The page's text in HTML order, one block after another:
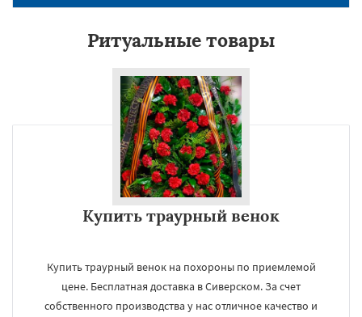
Ритуальные товары
Купить траурный венок
Купить траурный венок на похороны по приемлемой
цене. Бесплатная доставка в Сиверском. За счет
собственного производства у нас отличное качество и